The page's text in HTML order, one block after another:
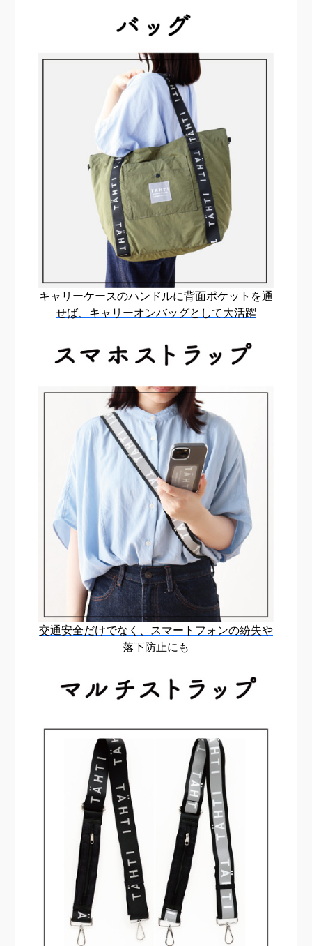
キャリーケースのハンドルに背面ポケットを通
せば、 キャリーオンバッグとして大活躍
交通安全だけでなく、スマート フォンの紛失や
落下防止にも